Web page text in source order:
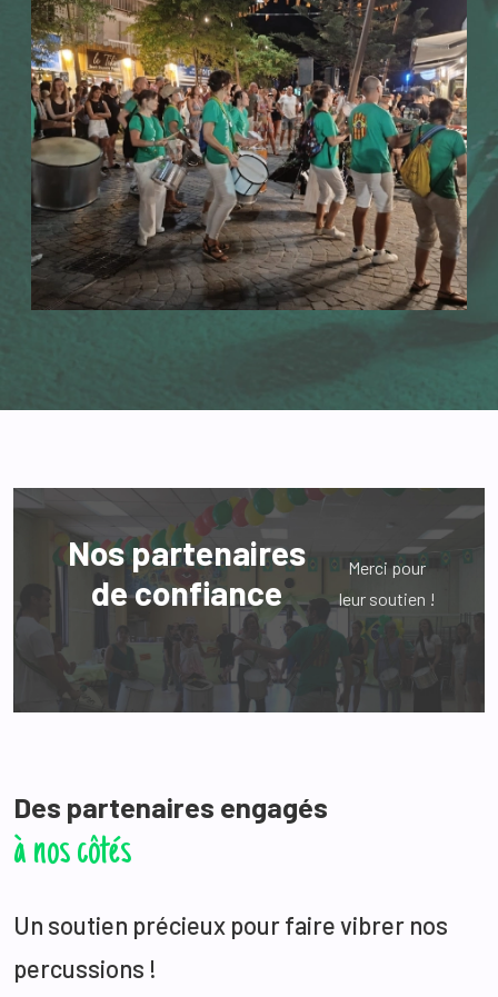
Nos partenaires
de confiance
Merci pour
leur soutien !
Des partenaires engagés
à nos côtés
Un soutien précieux pour faire vibrer nos
percussions !